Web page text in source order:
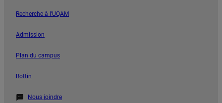
Recherche à l’UQAM
Admission
Plan du campus
Bottin
Nous joindre